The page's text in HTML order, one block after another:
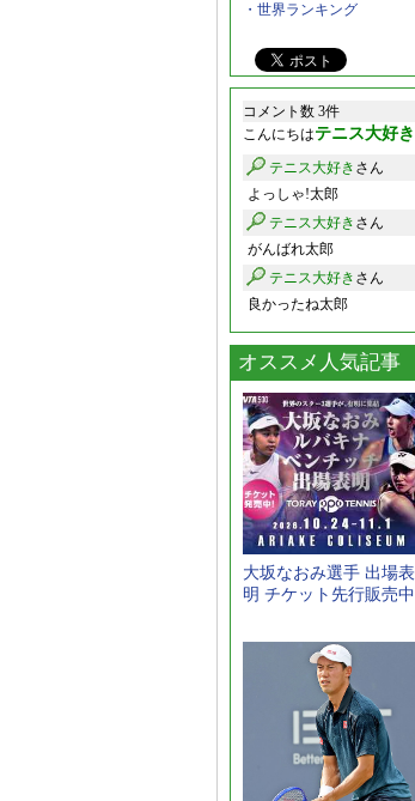
・世界ランキング
コメント数 3件
こんにちはテニス大好き
テニス大好き さん
よっしゃ!太郎
テニス大好き さん
がんばれ太郎
テニス大好き さん
良かったね太郎
オススメ人気記事
大坂なおみ選手 出場表
明 チケット先行販売中